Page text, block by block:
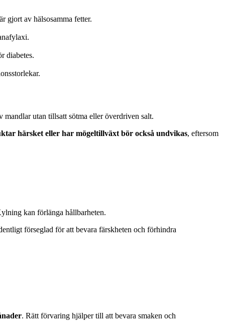
gjort av hälsosamma fetter.
diabetes.
mandlar utan tillsatt sötma eller överdriven salt.
härsket eller har mögeltillväxt bör också undvikas, eftersom
kan förlänga hållbarheten.
förseglad för att bevara färskheten och förhindra
. Rätt förvaring hjälper till att bevara smaken och